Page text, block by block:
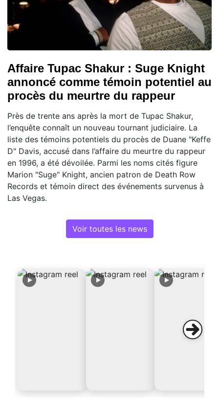
Affaire Tupac Shakur : Suge Knight
annoncé comme témoin potentiel au
procès du meurtre du rappeur
Près de trente ans après la mort de Tupac Shakur,
l’enquête connaît un nouveau tournant judiciaire. La
liste des témoins potentiels du procès de Duane "Keffe
D" Davis, accusé dans l’affaire du meurtre du rappeur
en 1996, a été dévoilée. Parmi les noms cités figure
Marion "Suge" Knight, ancien patron de Death Row
Records et témoin direct des événements survenus à
Las Vegas.
Voir toutes les news